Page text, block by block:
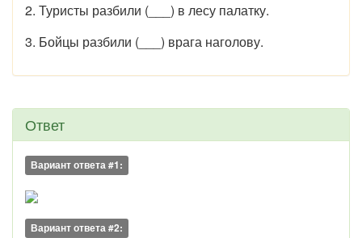
2. Туристы разбили (___) в лесу палатку.
3. Бойцы разбили (___) врага наголову.
Ответ
Вариант ответа #1:
Вариант ответа #2: